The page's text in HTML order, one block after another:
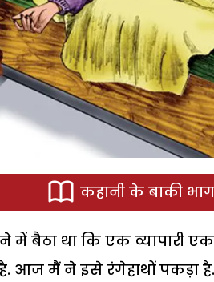
कहानी के बाकी
में बैठा था कि एक व्यापारी
आज मैं ने इसे रंगेहाथों पकड़ा